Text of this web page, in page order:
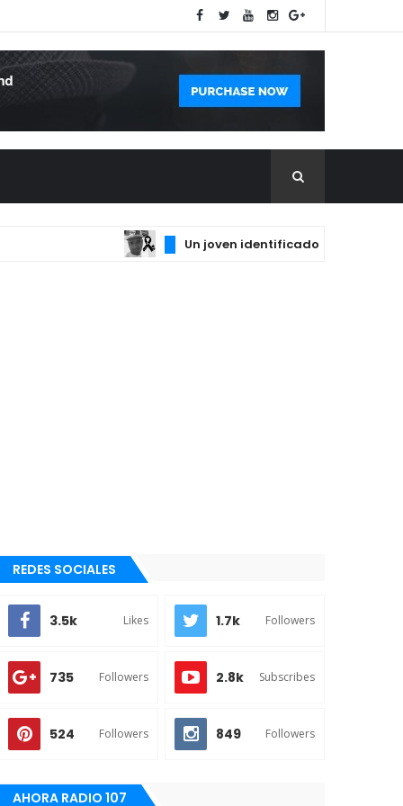
Un joven identificado como Ismael fue
REDES SOCIALES
3.5k Likes 1.7k Followers
735 Followers 2.8k Subscribes
524 Followers 849 Followers
AHORA RADIO 107